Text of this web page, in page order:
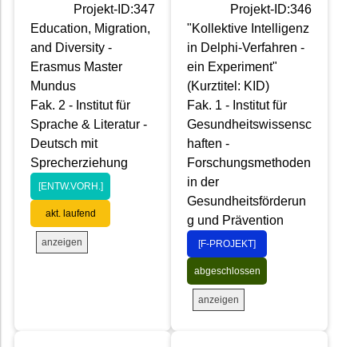
Projekt-ID:347
Education, Migration,
and Diversity -
Erasmus Master
Mundus
Fak. 2 - Institut für
Sprache & Literatur -
Deutsch mit
Sprecherziehung
[ENTW.VORH.]
akt. laufend
anzeigen
Projekt-ID:346
"Kollektive Intelligenz
in Delphi-Verfahren -
ein Experiment"
(Kurztitel: KID)
Fak. 1 - Institut für
Gesundheitswissensc
haften -
Forschungsmethoden
in der
Gesundheitsförderun
g und Prävention
[F-PROJEKT]
abgeschlossen
anzeigen